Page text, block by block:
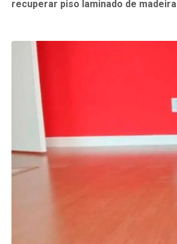
recuperar piso laminado de madeira